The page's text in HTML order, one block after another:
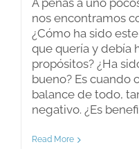
A penas a uno
nos encontramos
¿Cómo ha sido
que quería y debía
propósitos? ¿Ha
bueno? Es cuando
balance de todo,
negativo. ¿Es
Read More